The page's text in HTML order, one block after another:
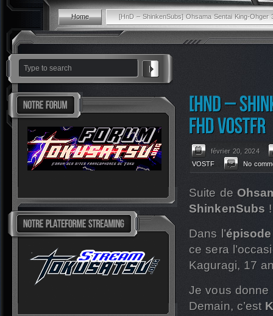
Home [HnD – ShinkenSubs] Ohsama Sentai King-Ohger
février 20, 2024
VOSTF
No
Suite de
ShinkenSubs !
Dans l’
ce sera
Kaguragi, 17
Je vous donne
Demain, c’est